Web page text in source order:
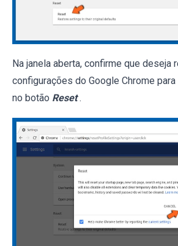
Na janela aberta, confirme que deseja
configurações do Google Chrome
no botão Reset .